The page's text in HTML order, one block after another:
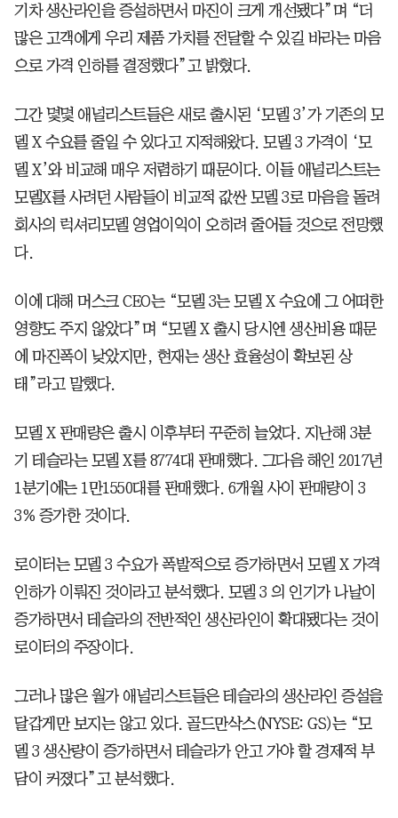
기차 생산라인을 증설하면서 마진이 크게 개선됐다”며 “더
많은 고객에게 우리 제품 가치를 전달할 수 있길 바라는 마음
으로 가격 인하를 결정했다”고 밝혔다.
그간 몇몇 애널리스트들은 새로 출시된 ‘모델 3’가 기존의 모
델 X 수요를 줄일 수 있다고 지적해왔다. 모델 3 가격이 ‘모
델 X’와 비교해 매우 저렴하기 때문이다. 이들 애널리스트는
모델X를 사려던 사람들이 비교적 값싼 모델 3로 마음을 돌려
회사의 럭셔리모델 영업이익이 오히려 줄어들 것으로 전망했
다.
이에 대해 머스크 CEO는 “모델 3는 모델 X 수요에 그 어떠한
영향도 주지 않았다”며 “모델 X 출시 당시엔 생산비용 때문
에 마진폭이 낮았지만, 현재는 생산 효율성이 확보된 상
태”라고 말했다.
모델 X 판매량은 출시 이후부터 꾸준히 늘었다. 지난해 3분
기 테슬라는 모델 X를 8774대 판매했다. 그다음 해인 2017년
1분기에는 1만1550대를 판매했다. 6개월 사이 판매량이 3
3% 증가한 것이다.
로이터는 모델 3 수요가 폭발적으로 증가하면서 모델 X 가격
인하가 이뤄진 것이라고 분석했다. 모델 3 의 인기가 나날이
증가하면서 테슬라의 전반적인 생산라인이 확대됐다는 것이
로이터의 주장이다.
그러나 많은 월가 애널리스트들은 테슬라의 생산라인 증설을
달갑게만 보지는 않고 있다. 골드만삭스(NYSE: GS)는 “모
델 3 생산량이 증가하면서 테슬라가 안고 가야 할 경제적 부
담이 커졌다”고 분석했다.